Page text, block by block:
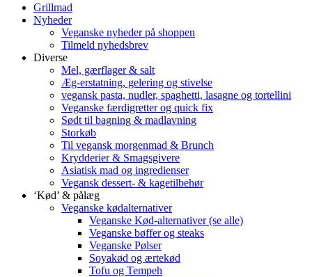
Grillmad
Nyheder
Veganske nyheder på shoppen
Tilmeld nyhedsbrev
Diverse
Mel, gærflager & salt
Æg-erstatning, gelering og stivelse
vegansk pasta, nudler, spaghetti, lasagne og tortellini
Veganske færdigretter og quick fix
Sødt til bagning & madlavning
Storkøb
Til vegansk morgenmad & Brunch
Krydderier & Smagsgivere
Asiatisk mad og ingredienser
Vegansk dessert- & kagetilbehør
‘Kød’ & pålæg
Veganske kødalternativer
Veganske Kød-alternativer (se alle)
Veganske bøffer og steaks
Veganske Pølser
Soyakød og ærtekød
Tofu og Tempeh